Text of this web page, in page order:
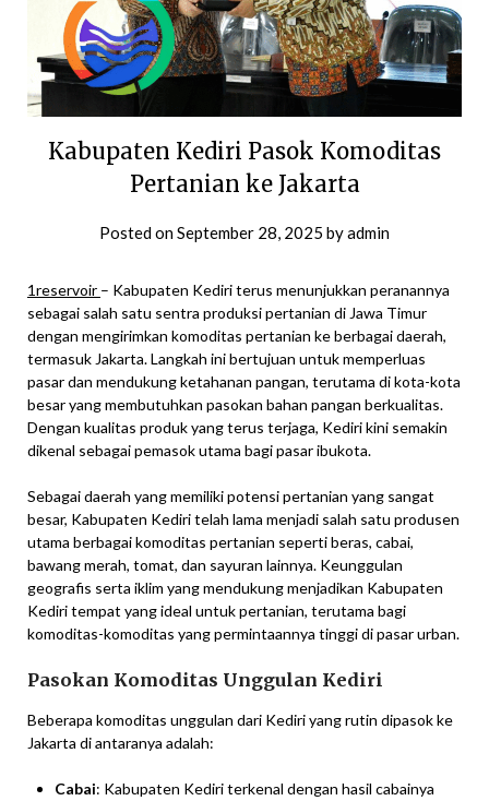
Kabupaten Kediri Pasok Komoditas
Pertanian ke Jakarta
Posted onSeptember 28, 2025 byadmin
1reservoir – Kabupaten Kediri terus menunjukkan peranannya
sebagai salah satu sentra produksi pertanian di Jawa Timur
dengan mengirimkan komoditas pertanian ke berbagai daerah,
termasuk Jakarta. Langkah ini bertujuan untuk memperluas
pasar dan mendukung ketahanan pangan, terutama di kota-kota
besar yang membutuhkan pasokan bahan pangan berkualitas.
Dengan kualitas produk yang terus terjaga, Kediri kini semakin
dikenal sebagai pemasok utama bagi pasar ibukota.
Sebagai daerah yang memiliki potensi pertanian yang sangat
besar, Kabupaten Kediri telah lama menjadi salah satu produsen
utama berbagai komoditas pertanian seperti beras, cabai,
bawang merah, tomat, dan sayuran lainnya. Keunggulan
geografis serta iklim yang mendukung menjadikan Kabupaten
Kediri tempat yang ideal untuk pertanian, terutama bagi
komoditas-komoditas yang permintaannya tinggi di pasar urban.
Pasokan Komoditas Unggulan Kediri
Beberapa komoditas unggulan dari Kediri yang rutin dipasok ke
Jakarta di antaranya adalah:
Cabai: Kabupaten Kediri terkenal dengan hasil cabainya